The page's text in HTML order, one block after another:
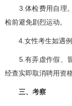
3.体检费用自理。
检前避免剧烈运动。
4.女性考生如遇例
5.有弄虚作假、冒
经查实即取消聘用资格
三、考察